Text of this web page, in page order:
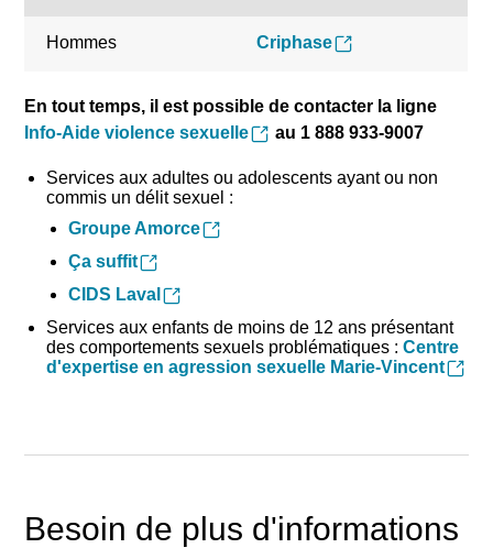
Hommes Criphase
En tout temps, il est possible de contacter la ligne
Info-Aide violence sexuelle
au 1 888 933-9007
Services aux adultes ou adolescents ayant ou non
commis un délit sexuel :
Groupe Amorce
Ça suffit
CIDS Laval
Services aux enfants de moins de 12 ans présentant
des comportements sexuels problématiques :Centre
d'expertise en agression sexuelle Marie-Vincent
Besoin de plus d'informations